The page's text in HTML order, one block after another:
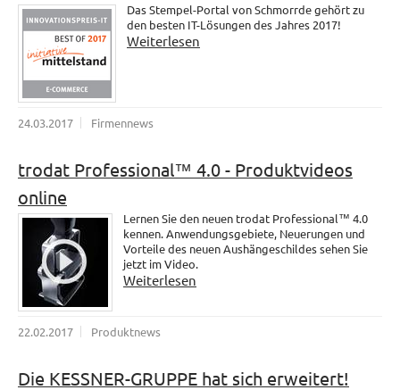
Das Stempel-Portal von Schmorrde gehört zu
den besten IT-Lösungen des Jahres 2017!
Weiterlesen
24.03.2017 Firmennews
trodat Professional™ 4.0 - Produktvideos
online
Lernen Sie den neuen trodat Professional™ 4.0
kennen. Anwendungsgebiete, Neuerungen und
Vorteile des neuen Aushängeschildes sehen Sie
jetzt im Video.
Weiterlesen
22.02.2017 Produktnews
Die KESSNER-GRUPPE hat sich erweitert!